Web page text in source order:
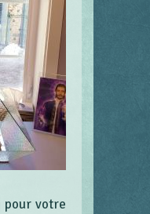
pour votre